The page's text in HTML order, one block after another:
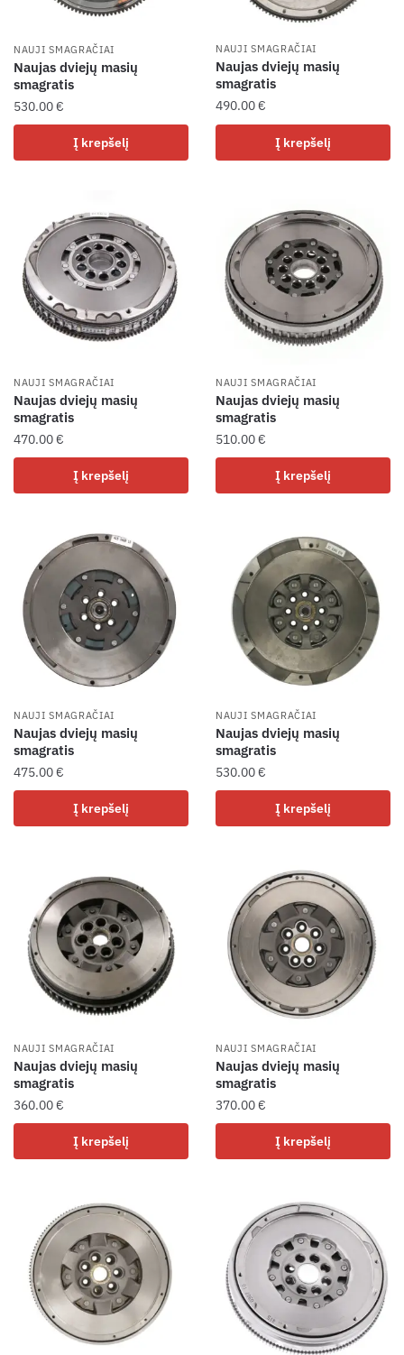
NAUJI SMAGRAČIAI
Naujas dviejų masių
smagratis
530.00€
Į krepšelį
NAUJI SMAGRAČIAI
Naujas dviejų masių
smagratis
490.00€
Į krepšelį
NAUJI SMAGRAČIAI
Naujas dviejų masių
smagratis
470.00€
Į krepšelį
NAUJI SMAGRAČIAI
Naujas dviejų masių
smagratis
510.00€
Į krepšelį
NAUJI SMAGRAČIAI
Naujas dviejų masių
smagratis
475.00€
Į krepšelį
NAUJI SMAGRAČIAI
Naujas dviejų masių
smagratis
530.00€
Į krepšelį
NAUJI SMAGRAČIAI
Naujas dviejų masių
smagratis
360.00€
Į krepšelį
NAUJI SMAGRAČIAI
Naujas dviejų masių
smagratis
370.00€
Į krepšelį